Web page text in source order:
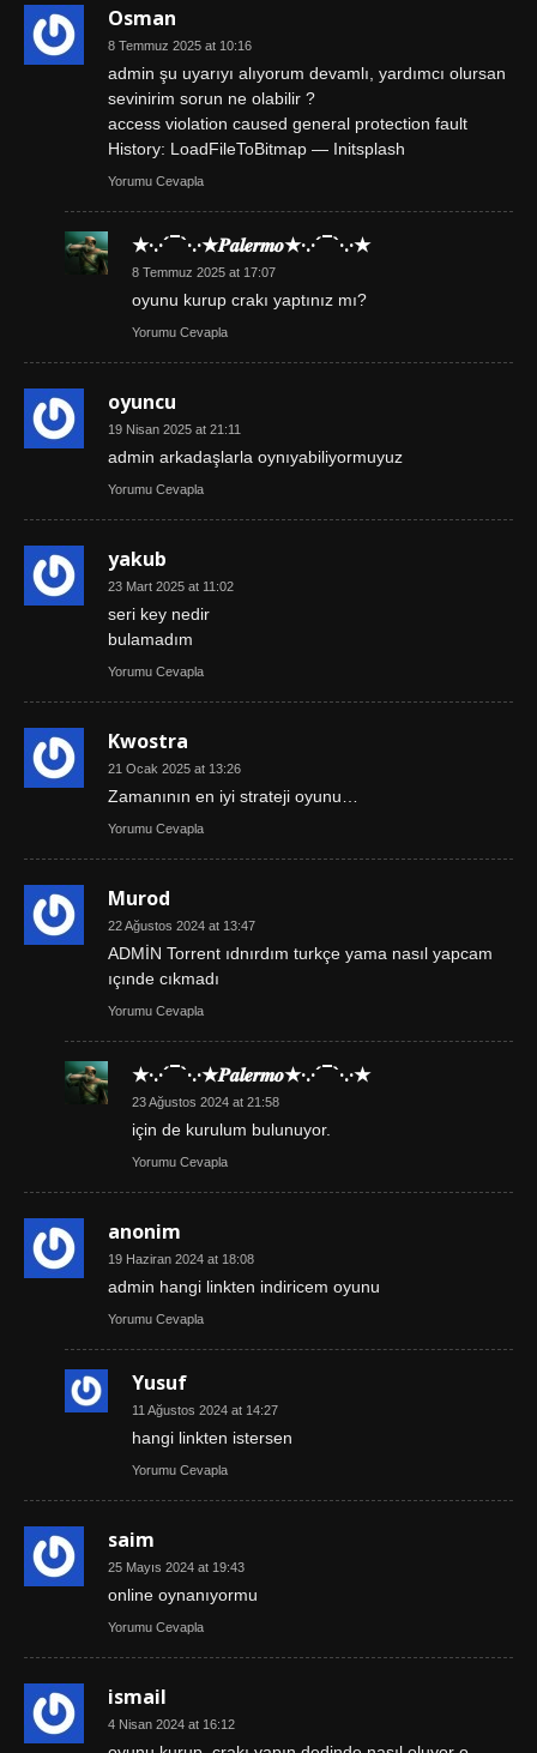
Osman
8 Temmuz 2025 at 10:16
admin şu uyarıyı alıyorum devamlı, yardımcı olursan
sevinirim sorun ne olabilir ?
access violation caused general protection fault
History: LoadFileToBitmap — Initsplash
Yorumu Cevapla
★·.·´¯`·.·★𝑷𝒂𝒍𝒆𝒓𝒎𝒐★·.·´¯`·.·★
8 Temmuz 2025 at 17:07
oyunu kurup crakı yaptınız mı?
Yorumu Cevapla
oyuncu
19 Nisan 2025 at 21:11
admin arkadaşlarla oynıyabiliyormuyuz
Yorumu Cevapla
yakub
23 Mart 2025 at 11:02
seri key nedir
bulamadım
Yorumu Cevapla
Kwostra
21 Ocak 2025 at 13:26
Zamanının en iyi strateji oyunu…
Yorumu Cevapla
Murod
22 Ağustos 2024 at 13:47
ADMİN Torrent ıdnırdım turkçe yama nasıl yapcam
ıçınde cıkmadı
Yorumu Cevapla
★·.·´¯`·.·★𝑷𝒂𝒍𝒆𝒓𝒎𝒐★·.·´¯`·.·★
23 Ağustos 2024 at 21:58
için de kurulum bulunuyor.
Yorumu Cevapla
anonim
19 Haziran 2024 at 18:08
admin hangi linkten indiricem oyunu
Yorumu Cevapla
Yusuf
11 Ağustos 2024 at 14:27
hangi linkten istersen
Yorumu Cevapla
saim
25 Mayıs 2024 at 19:43
online oynanıyormu
Yorumu Cevapla
ismail
4 Nisan 2024 at 16:12